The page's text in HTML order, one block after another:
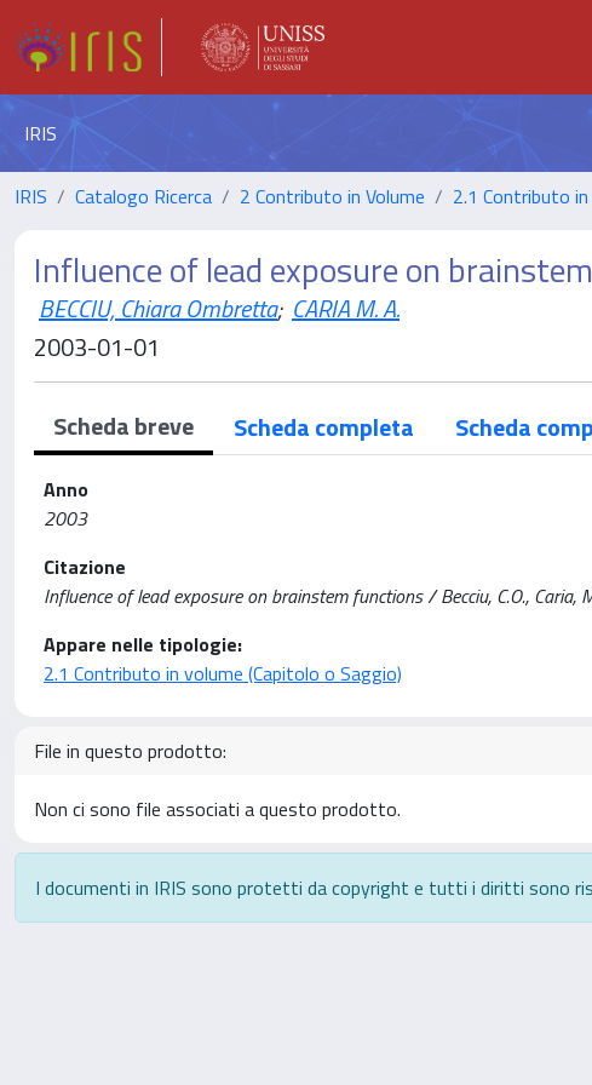
IRIS
IRIS Catalogo Ricerca 2 Contributo in Volume 2.1 Contributo
Influence of lead exposure on
BECCIU, Chiara Ombretta; CARIA M. A.
2003-01-01
Scheda breve Scheda completa Scheda
Anno
2003
Citazione
Influence of lead exposure on brainstem functions / Becciu, C.O.,
Appare nelle tipologie:
2.1 Contributo in volume (Capitolo o Saggio)
File in questo prodotto:
Non ci sono file associati a questo prodotto.
I documenti in IRIS sono protetti da copyright e tutti i diritti sono